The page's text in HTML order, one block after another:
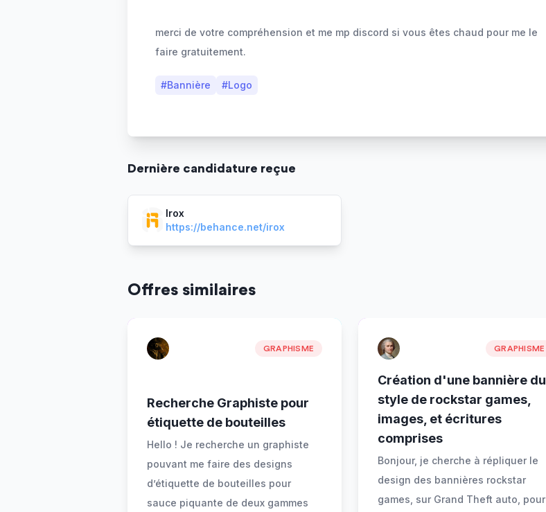
merci de votre compréhension et me mp discord si vous êtes chaud pour me le
faire gratuitement.
#Bannière #Logo
Dernière candidature reçue
Irox
https://behance.net/irox
Offres similaires
GRAPHISME
Recherche Graphiste pour
étiquette de bouteilles
Hello ! Je recherche un graphiste
pouvant me faire des designs
d’étiquette de bouteilles pour
sauce piquante de deux gammes
GRAPHISME
Création d'une bannière du
style de rockstar games,
images, et écritures
comprises
Bonjour, je cherche à répliquer le
design des bannières rockstar
games, sur Grand Theft auto, pour